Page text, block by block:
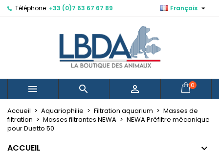
Téléphone: +33 (0)7 63 67 67 89 Français 
   0
Accueil Aquariophilie Filtration aquarium
Masses de
filtration
Masses filtrantes NEWA
NEWA Préfiltre mécanique
pour Duetto 50
ACCUEIL
Mes listes d'envies ×
add_circle_outline Créer une nouvelle liste
Créer une liste d'envies ×
Nom de la liste d'envies
Annuler Créer une liste d'envies
Connexion ×
Vous devez être connecté pour ajouter des produits
à votre liste d'envies.
Annuler Connexion